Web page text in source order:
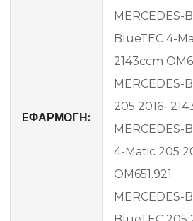
EΦΑΡΜΟΓΗ:
MERCEDES-
BlueTEC 4-
2143ccm
MERCEDES-
205 2016-
MERCEDES-
4-Matic 205
OM651.921
MERCEDES-